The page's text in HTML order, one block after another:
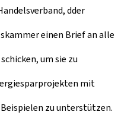
dder
einen Brief an alle
um sie zu
mit
zu unterstützen.